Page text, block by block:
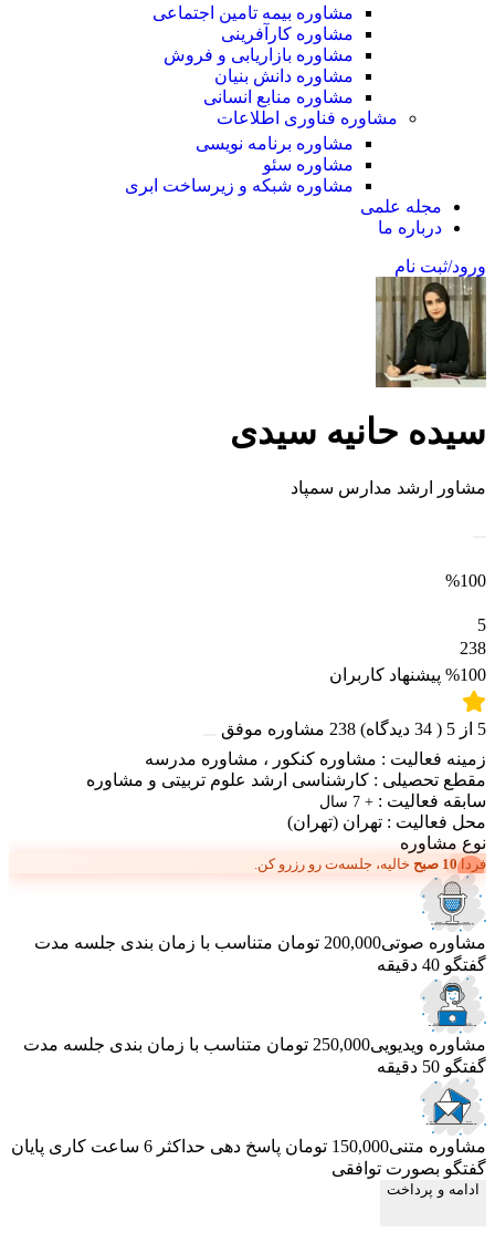
مشاوره بیمه تامین اجتماعی
مشاوره کارآفرینی
مشاوره بازاریابی و فروش
مشاوره دانش بنیان
مشاوره منابع انسانی
مشاوره فناوری اطلاعات
مشاوره برنامه نویسی
مشاوره سئو
مشاوره شبکه و زیرساخت ابری
مجله علمی
درباره ما
ورود/ثبت نام
سیده حانیه سیدی
مشاور ارشد مدارس سمپاد
%100
5
238
%100 پیشنهاد کاربران
5 از 5
(
34 دیدگاه) 238 مشاوره موفق
زمینه فعالیت : مشاوره کنکور ، مشاوره مدرسه
مقطع تحصیلی : کارشناسی ارشد علوم تربیتی و مشاوره
سابقه فعالیت : + 7 سال
محل فعالیت : تهران (تهران)
نوع مشاوره
فردا10 صبح خالیه، جلسه‌ت رو رزرو کن.
مشاوره صوتی200,000 تومان متناسب با زمان بندی جلسه مدت
گفتگو 40 دقیقه
مشاوره ویدیویی250,000 تومان متناسب با زمان بندی جلسه مدت
گفتگو 50 دقیقه
مشاوره متنی150,000 تومان پاسخ دهی حداکثر 6 ساعت کاری
پایان
گفتگو بصورت توافقی
ادامه و پرداخت